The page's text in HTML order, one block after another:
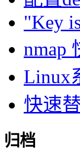
"Key
nmap
Linux
快速
归档